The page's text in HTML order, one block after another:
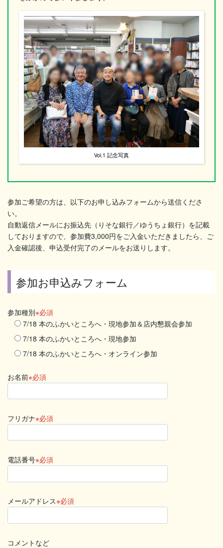
Vol.1 記念写真
参加ご希望の方は、以下のお申し込みフォームから送信くださ
い。
自動返信メールにお振込先（りそな銀行／ゆうちょ銀行）を記載
しておりますので、参加費3,000円をご入金いただきましたら、ご
入金確認後、申込受付完了のメールをお送りします。
参加お申込みフォーム
参加種別※必須
7/18 本のふかいところへ・現地参加＆店内懇親会参加
7/18 本のふかいところへ・現地参加
7/18 本のふかいところへ・オンライン参加
お名前※必須
フリガナ※必須
電話番号※必須
メールアドレス※必須
コメントなど